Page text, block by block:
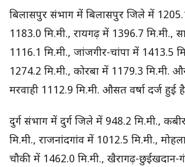
बिलासपुर संभाग में बिलासपुर जिले में
1183.0 मि.मी., रायगढ़ में 1396.7 मि.मी.,
1116.1 मि.मी., जांजगीर-चांपा में 1413.5
1274.2 मि.मी., कोरबा में 1179.3 मि.मी. और
मरवाही 1112.9 मि.मी. औसत वर्षा दर्ज हुई
दुर्ग संभाग में दुर्ग जिले में 948.2 मि.मी.,
मि.मी., राजनांदगांव में 1012.5 मि.मी.,
चौकी में 1462.0 मि.मी., खैरागढ़-छुईखदान-